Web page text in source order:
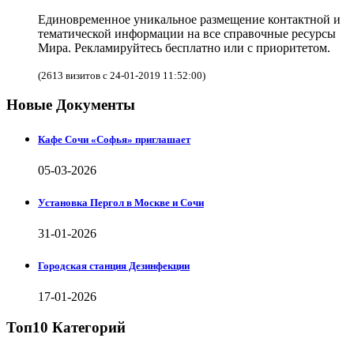
Единовременное уникальное размещение контактной и
тематической информации на все справочные ресурсы
Мира. Рекламируйтесь бесплатно или с приоритетом.
(2613 визитов с 24-01-2019 11:52:00)
Новые Документы
Кафе Сочи «Софья» приглашает
05-03-2026
Установка Пергол в Москве и Сочи
31-01-2026
Городская станция Дезинфекции
17-01-2026
Топ10 Категорий